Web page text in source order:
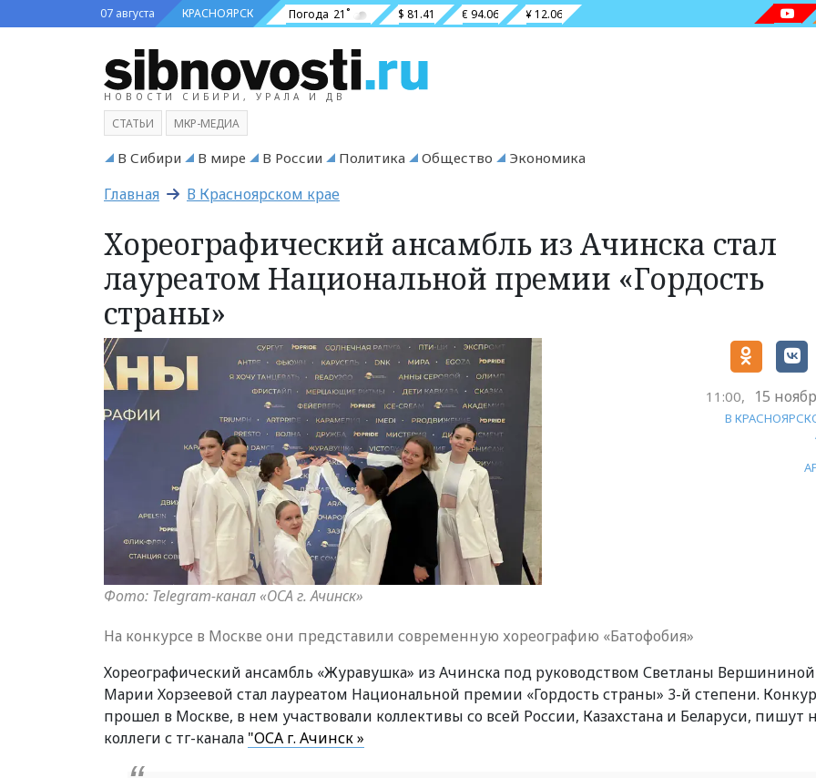
07 августа КРАСНОЯРСК Погода 21˚ $ 81.41 € 94.06 ¥ 12.06
НОВОСТИ СИБИРИ, УРАЛА И ДВ
СТАТЬИ МКР-МЕДИА
В Сибири В мире В России Политика Общество Экономика
Главная В Красноярском крае
Хореографический ансамбль из Ачинска стал
лауреатом Национальной премии «Гордость
страны»
Фото: Telegram-канал «ОСА г. Ачинск»
11:00, 15
В
На конкурсе в Москве они представили современную хореографию «Батофобия»
Хореографический ансамбль «Журавушка» из Ачинска под руководством Светланы
Марии Хорзеевой стал лауреатом Национальной премии «Гордость страны» 3-й степени.
прошел в Москве, в нем участвовали коллективы со всей России, Казахстана и Беларуси, пишут
коллеги с тг-канала "ОСА г. Ачинск »